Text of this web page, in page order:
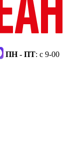
ПН - ПТ: с 9-00